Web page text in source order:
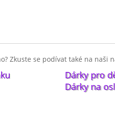
Zkuste se podívat také na naši
Dárky pro
Dárky na